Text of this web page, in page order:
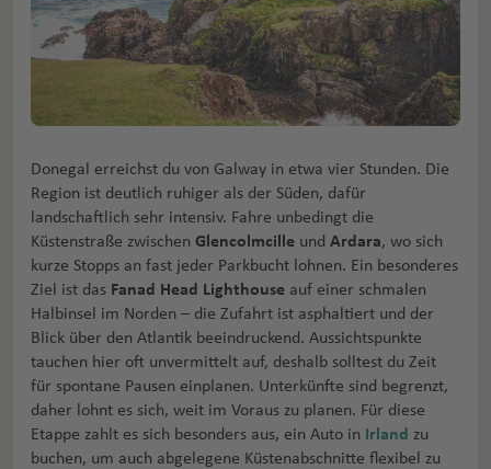
Donegal erreichst du von Galway in etwa vier Stunden. Die
Region ist deutlich ruhiger als der Süden, dafür
landschaftlich sehr intensiv. Fahre unbedingt die
Küstenstraße zwischen Glencolmcille und Ardara, wo sich
kurze Stopps an fast jeder Parkbucht lohnen. Ein besonderes
Ziel ist das Fanad Head Lighthouse auf einer schmalen
Halbinsel im Norden – die Zufahrt ist asphaltiert und der
Blick über den Atlantik beeindruckend. Aussichtspunkte
tauchen hier oft unvermittelt auf, deshalb solltest du Zeit
für spontane Pausen einplanen. Unterkünfte sind begrenzt,
daher lohnt es sich, weit im Voraus zu planen. Für diese
Etappe zahlt es sich besonders aus, ein Auto in Irland zu
buchen, um auch abgelegene Küstenabschnitte flexibel zu